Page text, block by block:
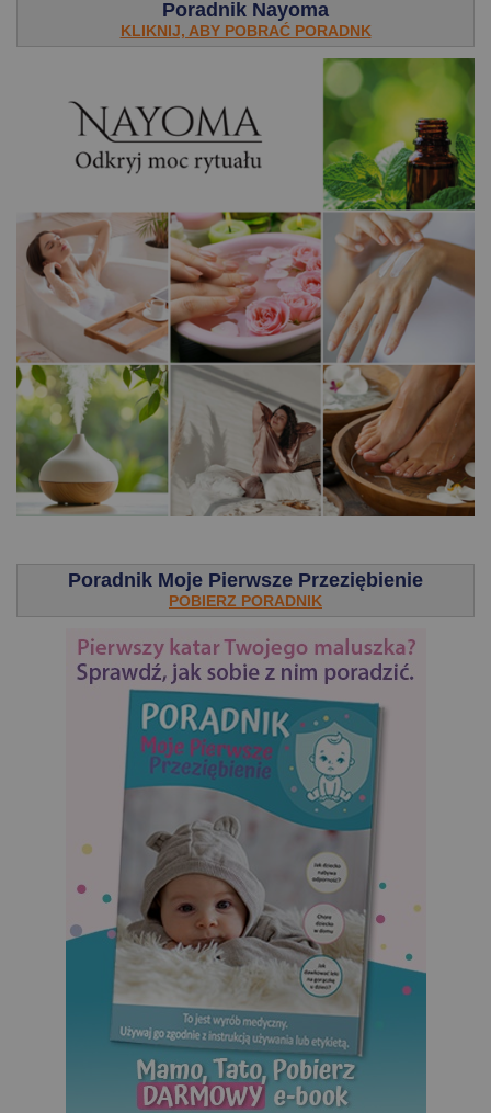
Poradnik Nayoma
KLIKNIJ, ABY POBRAĆ PORADNK
Poradnik Moje Pierwsze Przeziębienie
POBIERZ PORADNIK